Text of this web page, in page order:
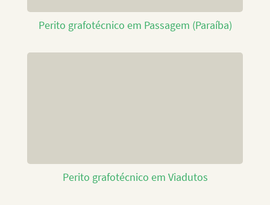
Perito grafotécnico em Passagem (Paraíba)
Perito grafotécnico em Viadutos